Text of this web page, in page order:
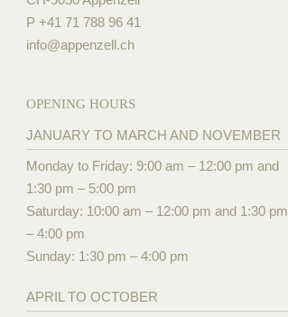
P +41 71 788 96 41
info@appenzell.ch
OPENING HOURS
JANUARY TO MARCH AND NOVEMBER
Monday to Friday: 9:00 am – 12:00 pm and
1:30 pm – 5:00 pm
Saturday: 10:00 am – 12:00 pm and 1:30 pm
– 4:00 pm
Sunday: 1:30 pm – 4:00 pm
APRIL TO OCTOBER